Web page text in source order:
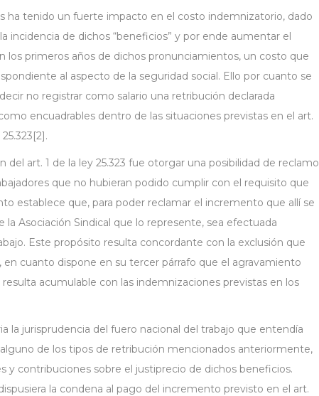
ha tenido un fuerte impacto en el costo indemnizatorio, dado
incidencia de dichos “beneficios” y por ende aumentar el
primeros años de dichos pronunciamientos, un costo que
al aspecto de la seguridad social. Ello por cuanto se
no registrar como salario una retribución declarada
encuadrables dentro de las situaciones previstas en el art.
del art. 1 de la ley 25.323 fue otorgar una posibilidad de reclamo
que no hubieran podido cumplir con el requisito que
establece que, para poder reclamar el incremento que allí se
la Asociación Sindical que lo represente, sea efectuada
Este propósito resulta concordante con la exclusión que
en cuanto dispone en su tercer párrafo que el agravamiento
acumulable con las indemnizaciones previstas en los
la jurisprudencia del fuero nacional del trabajo que entendía
de los tipos de retribución mencionados anteriormente,
y contribuciones sobre el justiprecio de dichos beneficios.
la condena al pago del incremento previsto en el art.